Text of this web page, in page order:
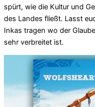
spürt, wie die Kultur und
des Landes fließt. Lasst
Inkas tragen wo der
sehr verbreitet ist.